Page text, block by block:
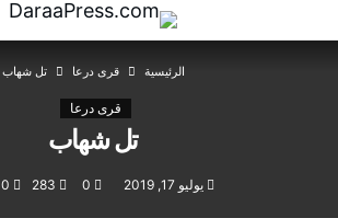
‫الرئيسية‬ قرى درعا تل شهاب
قرى درعا
تل شهاب
يوليو 17, 2019 283 0 ‫دقائق‬